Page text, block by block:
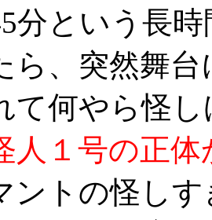
分という長
ら、突然舞
て何やら怪
人１号の正体
ントの怪し